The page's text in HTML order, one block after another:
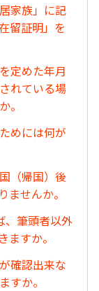
家族」に記
留証明」を
定めた年月
れている場
。
めには何が
（帰国）後
ませんか。
、筆頭者以外
ますか。
確認出来な
すか。